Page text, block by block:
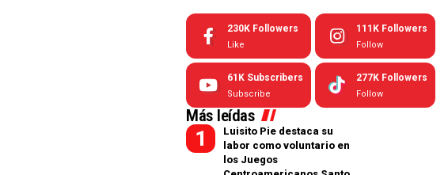
230K Followers
Like
111K Followers
Follow
61K Subscribers
Subscribe
277K Followers
Follow
Más leídas
Luisito Pie destaca su
labor como voluntario en
los Juegos